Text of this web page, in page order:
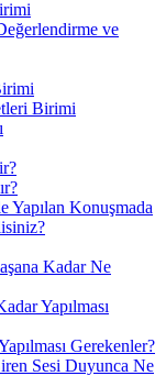
ve
Birimi
Yapılan Konuşmada
Kadar Ne
Yapılması
Gerekenler?
Sesi Duyunca Ne